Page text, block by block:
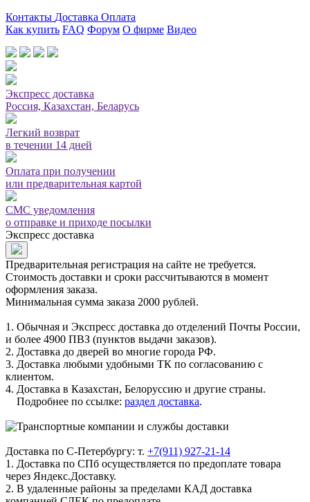
Контакты Доставка Оплата
Как купить FAQ Форум О фирме Видео
Экспресс доставка
Россия, Казахстан, Беларусь
Легкий возврат
в течении 14 дней
Оплата при получении
или предварительная картой
СМС уведомления
о отправке и приходе посылки
Экспресс доставка
Предварительная регистрация на сайте не требуется.
Стоимость доставки и сроки рассчитываются в момент
оформления заказа.
Минимальная сумма заказа 2000 рублей.
1. Обычная и Экспресс доставка до отделений Почты России,
и более 4900 ПВЗ (пунктов выдачи заказов).
2. Доставка до дверей во многие города РФ.
3. Доставка любыми удобными ТК по согласованию с
клиентом.
4. Доставка в Казахстан, Белоруссию и другие страны.
Подробнее по ссылке: раздел доставка.
Доставка по С-Петербургу: т. +7(911) 927-21-14
1. Доставка по СПб осуществляется по предоплате товара
через Яндекс.Доставку.
2. В удаленные районы за пределами КАД доставка